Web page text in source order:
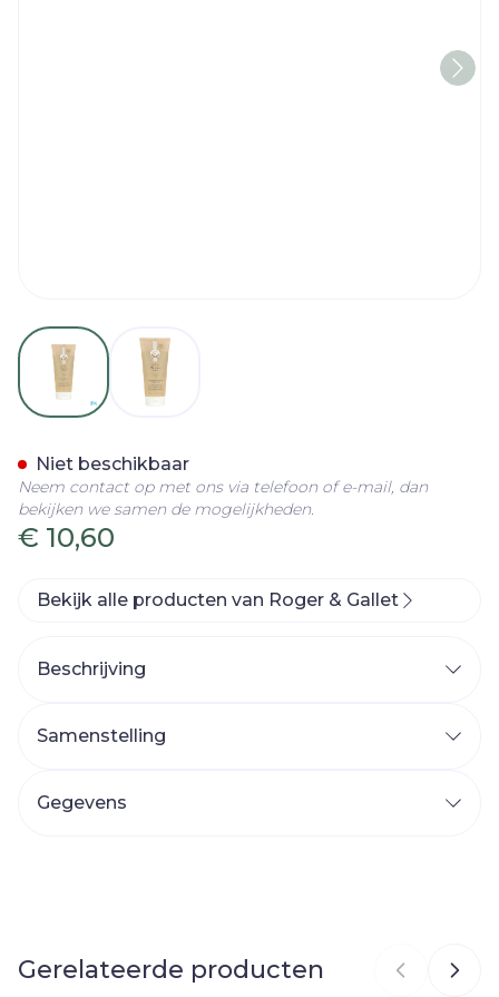
View larger imageView larger image
€ 10,60
Niet beschikbaar
Neem contact op met ons via telefoon of e-mail, dan
bekijken we samen de mogelijkheden.
Bekijk alle producten van Roger & Gallet
Beschrijving
Samenstelling
Gegevens
Merken Roger & Gallet
Gerelateerde producten